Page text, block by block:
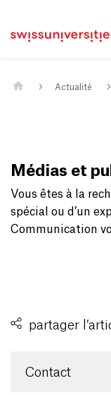
Main
Contenu
Méta-Actualité
Médias et
Vous êtes à la
spécial ou d’un
Communication
partager
Contact